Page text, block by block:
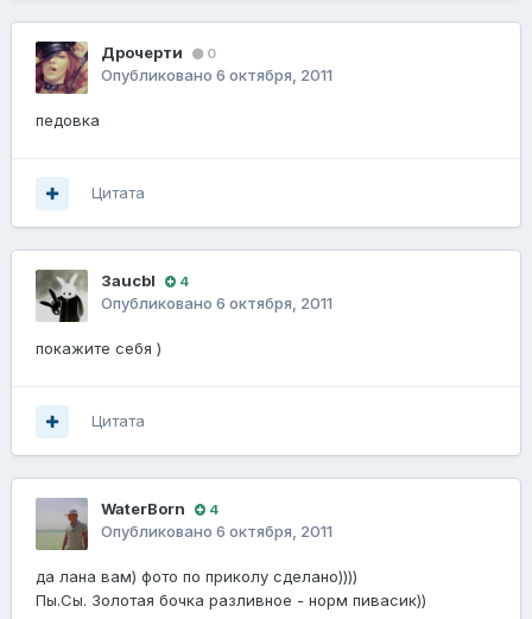
Дрочерти 0
Опубликовано 6 октября, 2011
педовка
Цитата
Зaucbl 4
Опубликовано 6 октября, 2011
покажите себя )
Цитата
WaterBorn 4
Опубликовано 6 октября, 2011
да лана вам) фото по приколу сделано))))
Пы.Сы. Золотая бочка разливное - норм пивасик))